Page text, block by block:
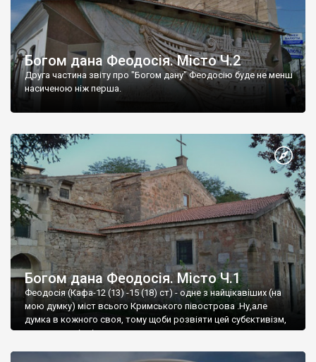
Богом дана Феодосія. Місто Ч.2
Друга частина звіту про "Богом дану" Феодосію буде не менш
насиченою ніж перша.
Богом дана Феодосія. Місто Ч.1
Феодосія (Кафа-12 (13) -15 (18) ст) - одне з найцікавіших (на
мою думку) міст всього Кримського півострова .Ну,але
думка в кожного своя, тому щоби розвіяти цей субєктивізм,
запрошую відвідати це